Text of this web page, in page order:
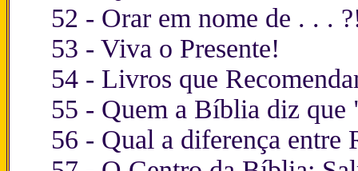
52 - Orar em nome de . . .
53 - Viva o Presente!
54 - Livros que
55 - Quem a Bíblia diz que
56 - Qual a diferença entre